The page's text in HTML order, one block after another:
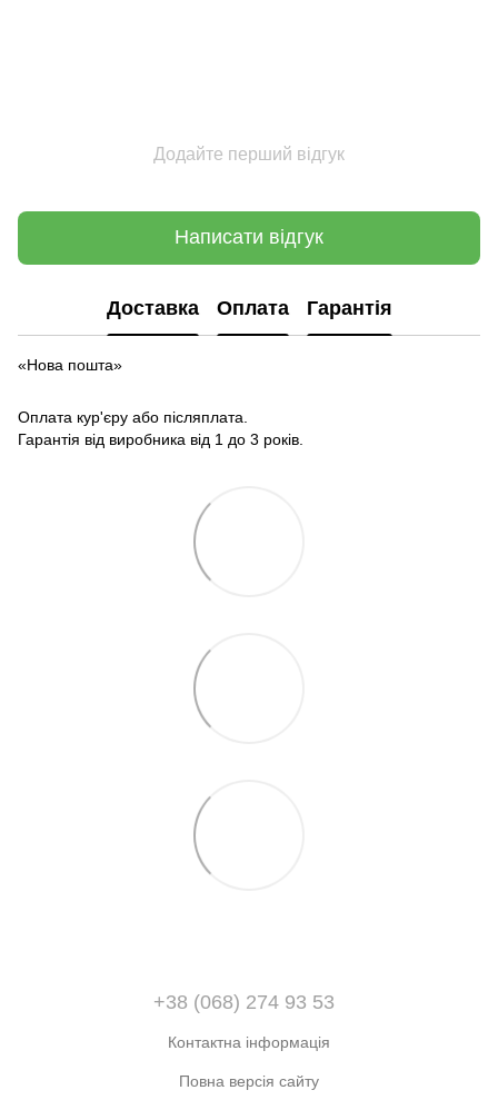
Додайте перший відгук
Написати відгук
Доставка Оплата Гарантія
«Нова пошта»
Оплата кур'єру або післяплата.
Гарантія від виробника від 1 до 3 років.
+38 (068) 274 93 53
Контактна інформація
Повна версія сайту